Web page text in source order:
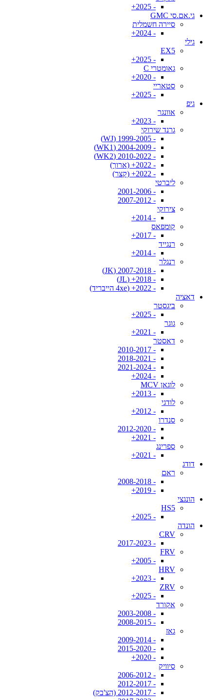
- 2025+
גי.אם.סי GMC
סיירה חשמלית
- 2024+
גילי
EX5
- 2025+
גאומטרי C
- 2020+
סטאריי
- 2025+
גיפ
אוונגר
- 2023+
גרנד שירוקי
- 1999-2005 (WJ)
- 2004-2009 (WK1)
- 2010-2022 (WK2)
- 2022+ (ארוך)
- 2022+ (קצר)
ליברטי
- 2001-2006
- 2007-2012
צירוקי
- 2014+
קומפאס
- 2017+
רנגייד
- 2014+
רנגלר
- 2007-2018 (JK)
- 2018+ (JL)
- 2022+ (4xe הייבריד)
דאציה
ביגסטר
- 2025+
גוגר
- 2021+
דאסטר
- 2010-2017
- 2018-2021
- 2021-2024
- 2024+
לוגאן MCV
- 2013+
לודגי
- 2012+
סנדרו
- 2012-2020
- 2021+
ספרינג
- 2021+
דודג
ראם
- 2008-2018
- 2019+
הונגצי
HS5
- 2025+
הונדה
CRV
- 2017-2023
FRV
- 2005+
HRV
- 2023+
ZRV
- 2025+
אקורד
- 2003-2008
- 2008-2015
גאז
- 2009-2014
- 2015-2020
- 2020+
סיוויק
- 2006-2012
- 2012-2017
- 2012-2017 (הצ'בק)